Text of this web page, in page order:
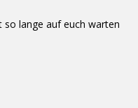
so lange auf euch warten